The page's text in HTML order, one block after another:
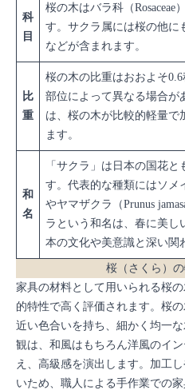
科
目
桜の木はバラ科（Rosaceae
す。サクラ属には桜の他に
などが含まれます。
比
重
桜の木の比重はおおよそ
部位によって異なる場合が
は、桜の木が比較的軽量で
ます。
和
名
「サクラ」は日本の国花
す。代表的な種類にはソメ
やヤマザクラ（Prunus
ラという和名は、春に美し
本の文化や美意識と深い関
桜（さくら）
家具の材料として用いられる桜
的特性で高く評価されます。桜
近い色合いを持ち、細かく均一
観は、和風はもちろん洋風のイ
え、高級感を演出します。加工
いため、職人による手作業での